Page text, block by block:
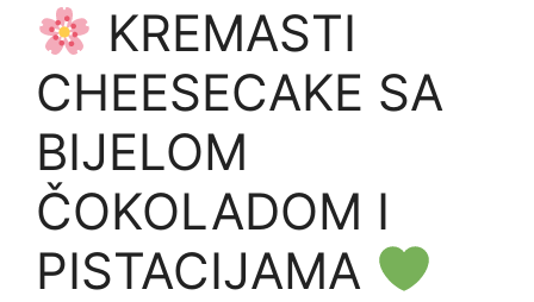
KREMASTI
CHEESECAKE SA
BIJELOM
ČOKOLADOM I
PISTACIJAMA